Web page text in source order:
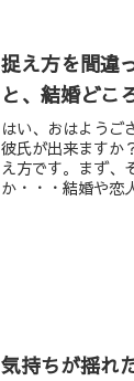
捉え方を間違
と、結婚どこ
はい、おはようご
彼氏が出来ますか
え方です。まず、
か・・・結婚や恋
気持ちが揺れ